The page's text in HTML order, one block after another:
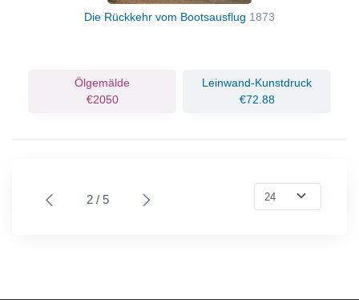
Die Rückkehr vom Bootsausflug 1873
Ölgemälde
€2050
Leinwand-Kunstdruck
€72.88
2 / 5